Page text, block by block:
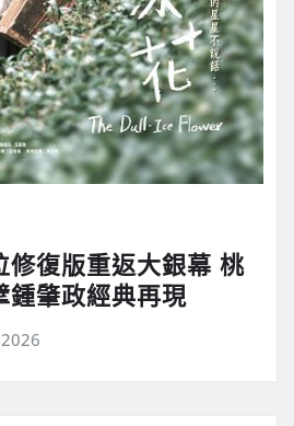
修復版重返大銀幕 桃
鍾肇政經典再現